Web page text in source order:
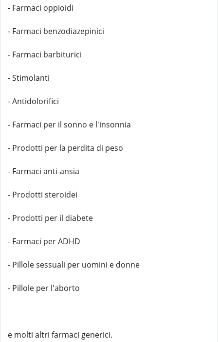
- Farmaci oppioidi
- Farmaci benzodiazepinici
- Farmaci barbiturici
- Stimolanti
- Antidolorifici
- Farmaci per il sonno e l'insonnia
- Prodotti per la perdita di peso
- Farmaci anti-ansia
- Prodotti steroidei
- Prodotti per il diabete
- Farmaci per ADHD
- Pillole sessuali per uomini e donne
- Pillole per l'aborto
e molti altri farmaci generici.